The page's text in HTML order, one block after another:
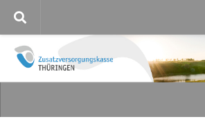
Zum Inhalt springen